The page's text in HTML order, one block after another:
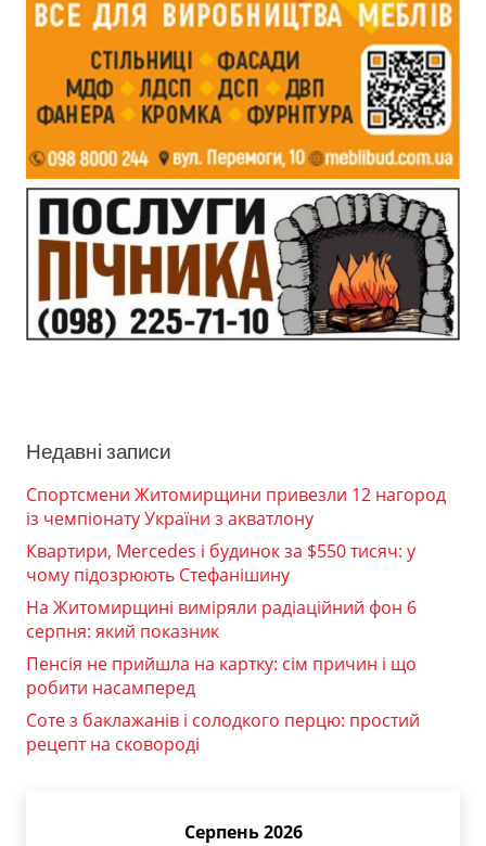
Недавні записи
Спортсмени Житомирщини привезли 12 нагород
із чемпіонату України з акватлону
Квартири, Mercedes і будинок за $550 тисяч: у
чому підозрюють Стефанішину
На Житомирщині виміряли радіаційний фон 6
серпня: який показник
Пенсія не прийшла на картку: сім причин і що
робити насамперед
Соте з баклажанів і солодкого перцю: простий
рецепт на сковороді
Серпень 2026